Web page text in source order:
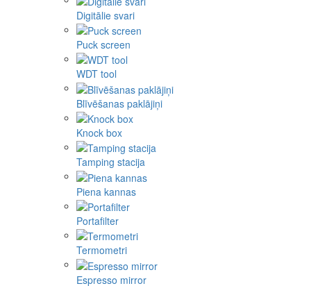
Digitālie svari
Puck screen
WDT tool
Blīvēšanas paklājiņi
Knock box
Tamping stacija
Piena kannas
Portafilter
Termometri
Espresso mirror